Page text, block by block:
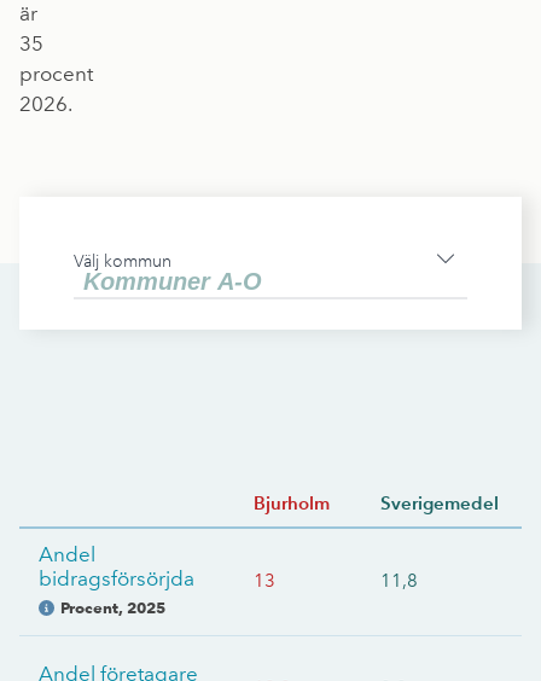
är
35
procent
2026.
Välj kommun
Bjurholm Sverigemedel
Andel
bidragsförsörjda
Procent, 2025
13 11,8
Andel företagare